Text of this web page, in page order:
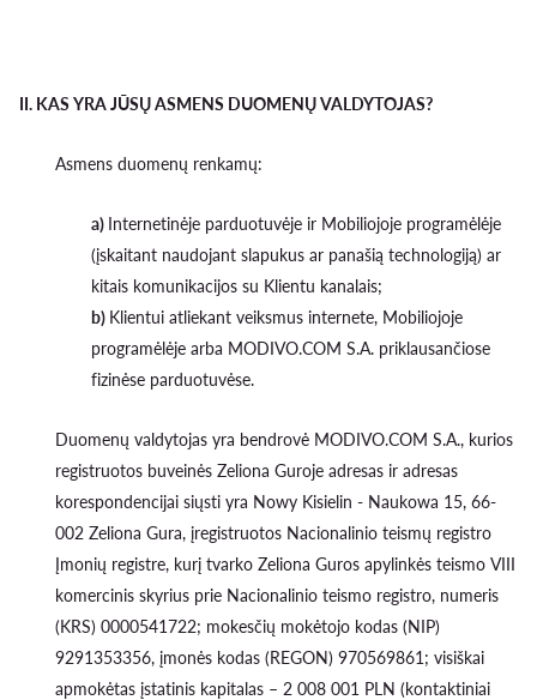
II. KAS YRA JŪSŲ ASMENS DUOMENŲ VALDYTOJAS?
Asmens duomenų renkamų:
a) Internetinėje parduotuvėje ir Mobiliojoje programėlėje
(įskaitant naudojant slapukus ar panašią technologiją) ar
kitais komunikacijos su Klientu kanalais;
b) Klientui atliekant veiksmus internete, Mobiliojoje
programėlėje arba MODIVO.COM S.A. priklausančiose
fizinėse parduotuvėse.
Duomenų valdytojas yra bendrovė MODIVO.COM S.A., kurios
registruotos buveinės Zeliona Guroje adresas ir adresas
korespondencijai siųsti yra Nowy Kisielin - Naukowa 15, 66-
002 Zeliona Gura, įregistruotos Nacionalinio teismų registro
Įmonių registre, kurį tvarko Zeliona Guros apylinkės teismo VIII
komercinis skyrius prie Nacionalinio teismo registro, numeris
(KRS) 0000541722; mokesčių mokėtojo kodas (NIP)
9291353356, įmonės kodas (REGON) 970569861; visiškai
apmokėtas įstatinis kapitalas – 2 008 001 PLN (kontaktiniai